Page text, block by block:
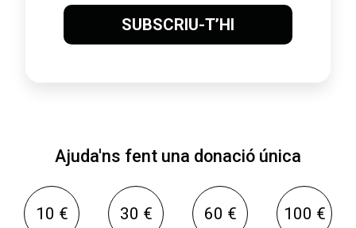
SUBSCRIU-T’HI
Ajuda'ns fent una donació única
10 € 30 € 60 € 100 €